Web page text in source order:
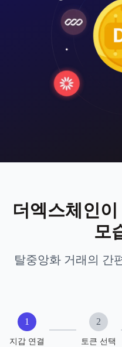
더엑스체인
모
탈중앙화 거래의 간
1
지갑 연결
2
토큰 선택